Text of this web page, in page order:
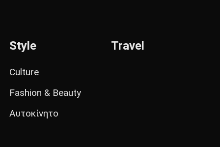
Style
Culture
Fashion & Beauty
Αυτοκίνητο
Travel